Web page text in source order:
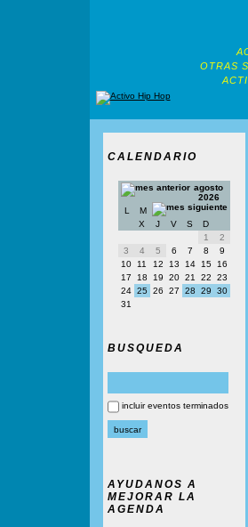
OTRAS
CALENDARIO
agosto
2026
L
M
X
J V S
D
1
2
3
4 5 6 7 8
9
10
11 12 13 14 15
16
17
18 19 20 21 22
23
24 25 26 27 28 29
30
31
BUSQUEDA
incluir eventos terminados
AYUDANOS A
MEJORAR LA
AGENDA